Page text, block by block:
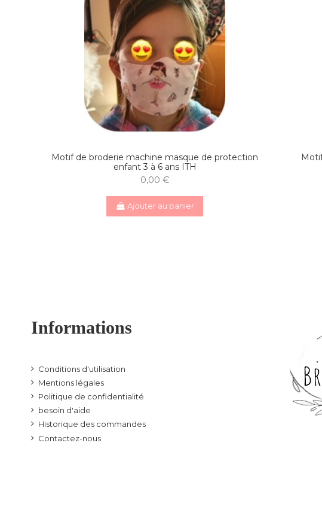
Motif de broderie machine masque de protection
enfant 3 à 6 ans ITH
0,00 €
Ajouter au panier
Informations
Conditions d'utilisation
Mentions légales
Politique de confidentialité
besoin d'aide
Historique des commandes
Contactez-nous